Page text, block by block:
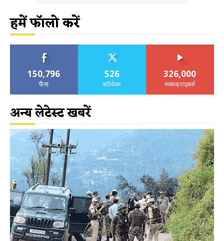
हमें फॉलो करें
150,796
फैंस
526
फॉलोवर
326,000
सब्सक्राइबर्स
अन्य लेटेस्ट खबरें